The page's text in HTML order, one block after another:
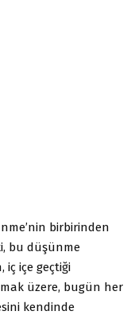
birbirinden
bu düşünme
iç içe geçtiği
üzere, bugün her
kendinde